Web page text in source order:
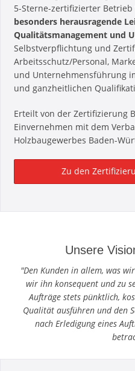
5-Sterne-zertifizierter
besonders herausragende
Qualitätsmanagement und
Selbstverpflichtung und
Arbeitsschutz/Personal,
und Unternehmensführung
und ganzheitlichen
Erteilt von der Zertifizierung
Einvernehmen mit dem
Holzbaugewerbes Baden-
Zu den
Unsere
"Den Kunden in allem, was
wir ihn konsequent und zu
Aufträge stets pünktlich,
Qualität ausführen und den
nach Erledigung eines